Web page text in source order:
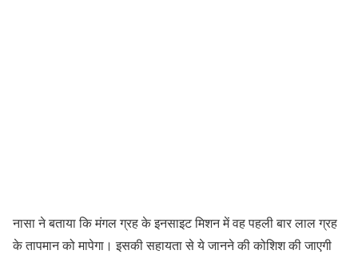
नासा ने बताया कि मंगल ग्रह के इनसाइट मिशन में वह पहली बार लाल ग्रह
के तापमान को मापेगा। इसकी सहायता से ये जानने की कोशिश की जाएगी